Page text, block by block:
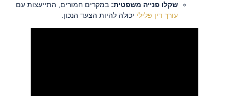
שקלו פנייה משפטית: במקרים חמורים, התייעצות עם
עורך דין פלילי יכולה להיות הצעד הנכון.